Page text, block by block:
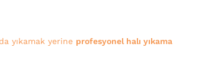
yıkamak yerine profesyonel halı yıkama